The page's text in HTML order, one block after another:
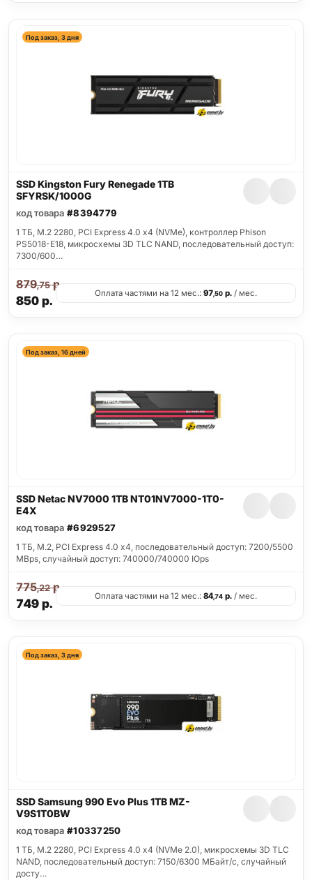
Под заказ, 3 дня
SSD Kingston Fury Renegade 1TB
SFYRSK/1000G
код товара #8394779
1 ТБ, M.2 2280, PCI Express 4.0 x4 (NVMe), контроллер Phison
PS5018-E18, микросхемы 3D TLC NAND, последовательный доступ:
7300/600…
850р.
879,75р.
Оплата частями на 12 мес.: 97,50р./ мес.
Под заказ, 16 дней
SSD Netac NV7000 1TB NT01NV7000-1T0-
E4X
код товара #6929527
1 ТБ, M.2, PCI Express 4.0 x4, последовательный доступ: 7200/5500
MBps, случайный доступ: 740000/740000 IOps
749р.
775,22р.
Оплата частями на 12 мес.: 84,74р./ мес.
Под заказ, 3 дня
SSD Samsung 990 Evo Plus 1TB MZ-
V9S1T0BW
код товара #10337250
1 ТБ, M.2 2280, PCI Express 4.0 x4 (NVMe 2.0), микросхемы 3D TLC
NAND, последовательный доступ: 7150/6300 МБайт/с, случайный
досту…